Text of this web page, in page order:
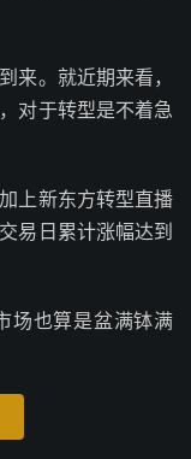
来。就近期来看，
对于转型是不着急
上新东方转型直播
易日累计涨幅达到
场也算是盆满钵满